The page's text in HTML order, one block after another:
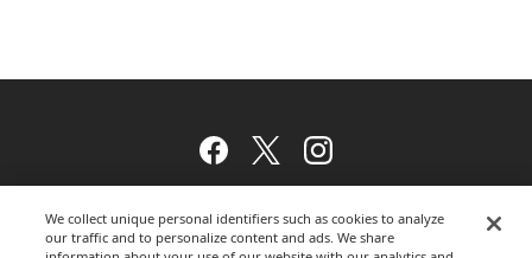
Facebook
TwitterInstagram
ウェブサイトのご利用について
We collect unique personal identifiers such as cookies to analyze
our traffic and to personalize content and ads. We share